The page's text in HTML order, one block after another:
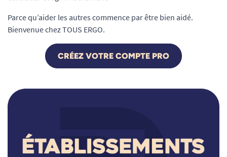
Parce qu’aider les autres commence par être bien aidé.
Bienvenue chez TOUS ERGO.
CRÉEZ VOTRE COMPTE PRO